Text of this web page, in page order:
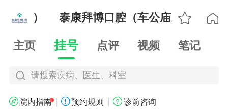
庙店） 泰康拜博口腔（车公庙店）
 
主页 挂号 点评 视频 笔记
请搜索疾病、医生、科室
 院内指南 预约规则 诊前咨询